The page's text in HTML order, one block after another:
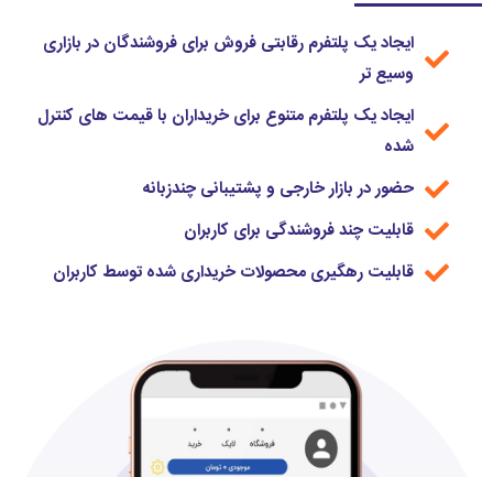
ایجاد یک پلتفرم رقابتی فروش برای فروشندگان در بازاری
وسیع تر
ایجاد یک پلتفرم متنوع برای خریداران با قیمت های کنترل
شده
حضور در بازار خارجی و پشتیبانی چندزبانه
قابلیت چند فروشندگی برای کاربران
قابلیت رهگیری محصولات خریداری شده توسط کاربران